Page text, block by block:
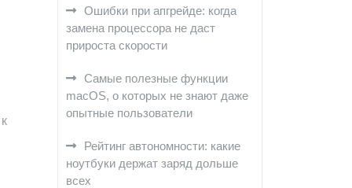
Ошибки при апгрейде: когда
замена процессора не даст
прироста скорости
Самые полезные функции
macOS, о которых не знают даже
опытные пользователи
Рейтинг автономности: какие
ноутбуки держат заряд дольше
всех